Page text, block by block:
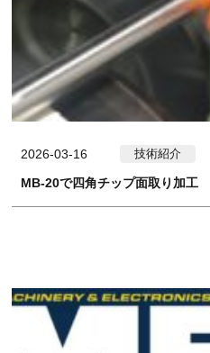
2026-03-16 技術紹介
MB-20で四角チップ面取り加工